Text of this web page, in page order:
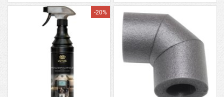
-20%